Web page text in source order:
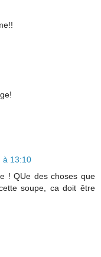
à 13:10
! QUe des choses que
soupe, ca doit être